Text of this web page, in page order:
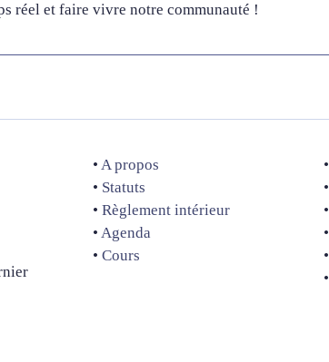
réel et faire vivre notre communauté !
• A propos
• Statuts
• Règlement intérieur
• Agenda
• Cours
•
•
•
•
•
•